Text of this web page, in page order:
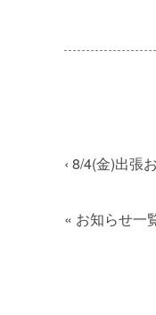
‹ 8/4(金)出張
« お知らせ一